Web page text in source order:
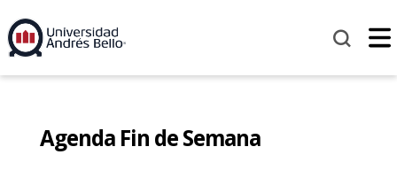
Agenda Fin de Semana